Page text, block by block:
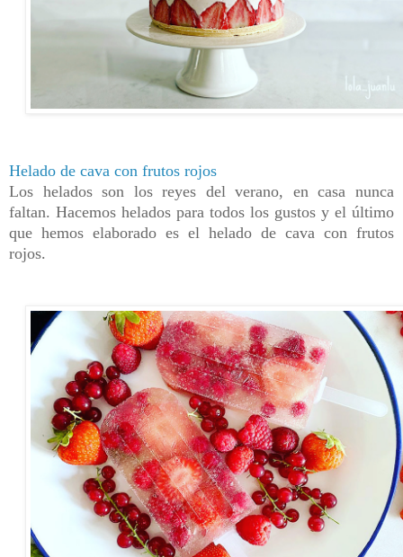
Helado de cava con frutos rojos
Los helados son los reyes del verano, en casa nunca
faltan. Hacemos helados para todos los gustos y el último
que hemos elaborado es el helado de cava con frutos
rojos.